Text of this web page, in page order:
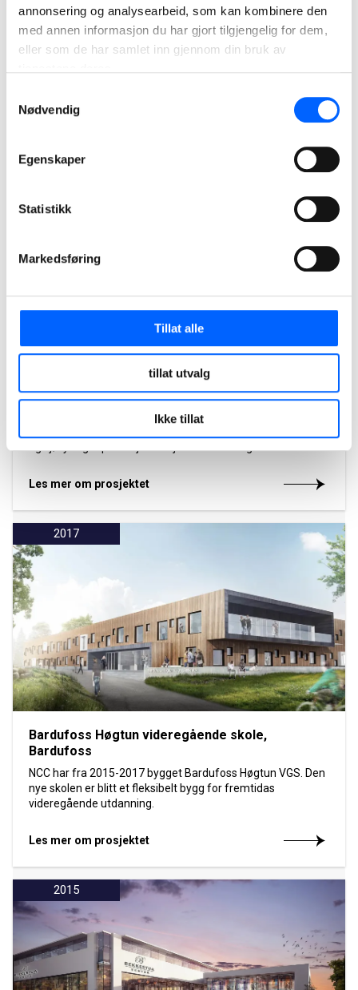
annonsering og analysearbeid, som kan kombinere den
med annen informasjon du har gjort tilgjengelig for dem,
eller som de har samlet inn gjennom din bruk av
Nødvendig
Egenskaper
Statistikk
Markedsføring
Tillat alle
tillat utvalg
Ikke tillat
Bakkeåsen omsorgsboliger
prefabelementer for bærekonstruksjon og komplette
Les mer om prosjektet
2012
Les mer om prosjektet
2017
Bardufoss Høgtun videregående skole,
Bardufoss
NCC har fra 2015-2017 bygget Bardufoss Høgtun VGS. Den
nye skolen er blitt et fleksibelt bygg for fremtidas
videregående utdanning.
Les mer om prosjektet
2015